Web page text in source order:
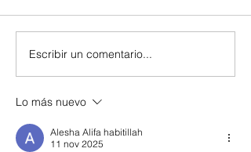
Escribir un comentario...
Lo más nuevo
Alesha Alifa habitillah
11 nov 2025